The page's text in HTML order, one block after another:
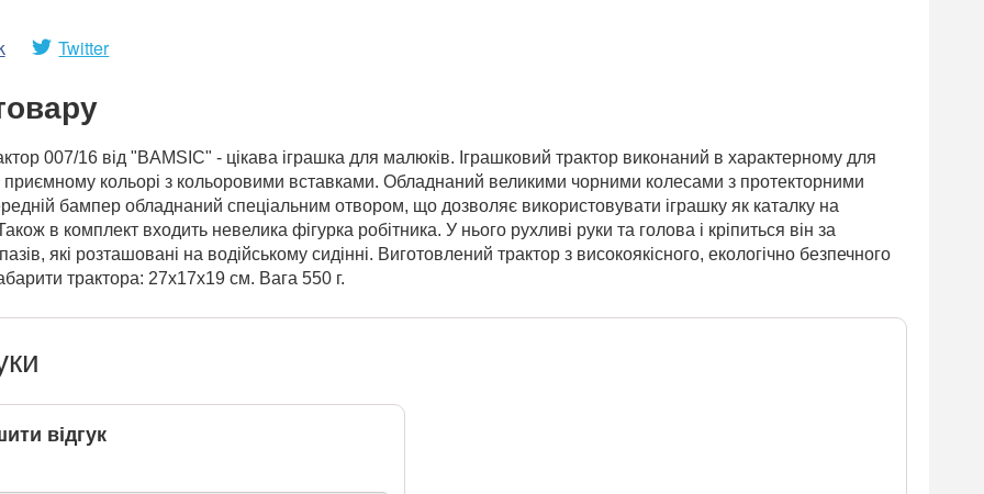
Twitter
007/16 від "BAMSIC" - цікава іграшка для малюків. Іграшковий трактор виконаний в характерному для
приємному кольорі з кольоровими вставками. Обладнаний великими чорними колесами з протекторними
бампер обладнаний спеціальним отвором, що дозволяє використовувати іграшку як каталку на
в комплект входить невелика фігурка робітника. У нього рухливі руки та голова і кріпиться він за
які розташовані на водійському сидінні. Виготовлений трактор з високоякісного, екологічно безпечного
трактора: 27х17х19 см. Вага 550 г.
відгук